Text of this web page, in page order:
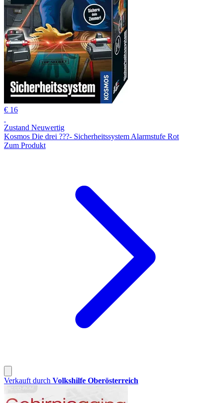
€ 16
Zustand Neuwertig
Kosmos Die drei ???- Sicherheitssystem Alarmstufe Rot
Zum Produkt
Verkauft durch Volkshilfe Oberösterreich